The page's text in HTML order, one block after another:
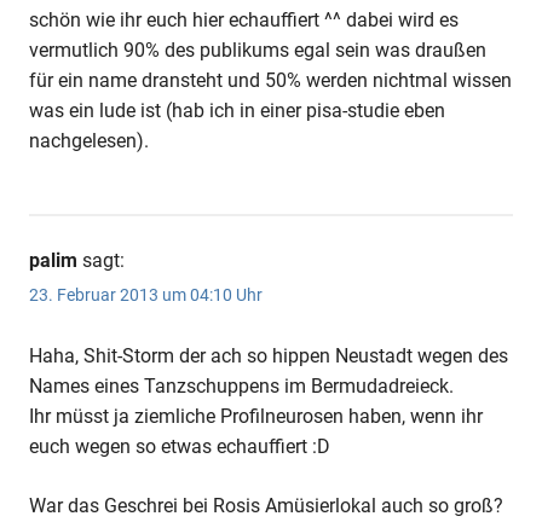
schön wie ihr euch hier echauffiert ^^ dabei wird es
vermutlich 90% des publikums egal sein was draußen
für ein name dransteht und 50% werden nichtmal wissen
was ein lude ist (hab ich in einer pisa-studie eben
nachgelesen).
palim sagt:
23. Februar 2013 um 04:10 Uhr
Haha, Shit-Storm der ach so hippen Neustadt wegen des
Names eines Tanzschuppens im Bermudadreieck.
Ihr müsst ja ziemliche Profilneurosen haben, wenn ihr
euch wegen so etwas echauffiert :D
War das Geschrei bei Rosis Amüsierlokal auch so groß?